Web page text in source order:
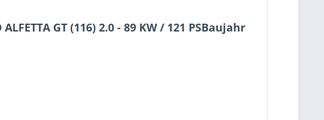
GT (116) 2.0 - 89 KW / 121 PSBaujahr